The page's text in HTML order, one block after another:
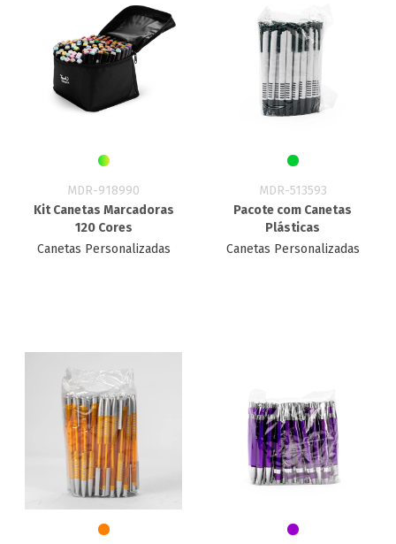
MDR-918990
Kit Canetas Marcadoras
120 Cores
Canetas Personalizadas
MDR-513593
Pacote com Canetas
Plásticas
Canetas Personalizadas